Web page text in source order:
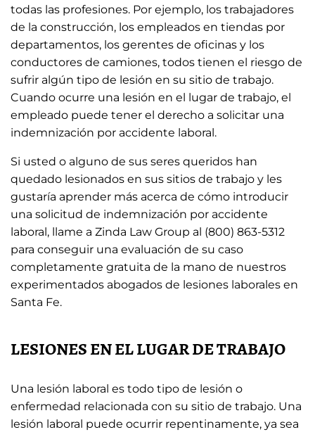
todas las profesiones. Por ejemplo, los trabajadores
de la construcción, los empleados en tiendas por
departamentos, los gerentes de oficinas y los
conductores de camiones, todos tienen el riesgo de
sufrir algún tipo de lesión en su sitio de trabajo.
Cuando ocurre una lesión en el lugar de trabajo, el
empleado puede tener el derecho a solicitar una
indemnización por accidente laboral.
Si usted o alguno de sus seres queridos han
quedado lesionados en sus sitios de trabajo y les
gustaría aprender más acerca de cómo introducir
una solicitud de indemnización por accidente
laboral, llame a Zinda Law Group al (800) 863-5312
para conseguir una evaluación de su caso
completamente gratuita de la mano de nuestros
experimentados abogados de lesiones laborales en
Santa Fe.
LESIONES EN EL LUGAR DE TRABAJO
Una lesión laboral es todo tipo de lesión o
enfermedad relacionada con su sitio de trabajo. Una
lesión laboral puede ocurrir repentinamente, ya sea